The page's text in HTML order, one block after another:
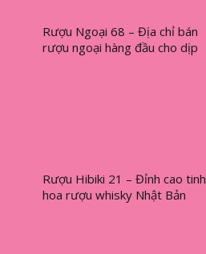
Rượu Ngoại 68 – Địa chỉ bán
rượu ngoại hàng đầu cho dịp
Rượu Hibiki 21 – Đỉnh cao tinh
hoa rượu whisky Nhật Bản